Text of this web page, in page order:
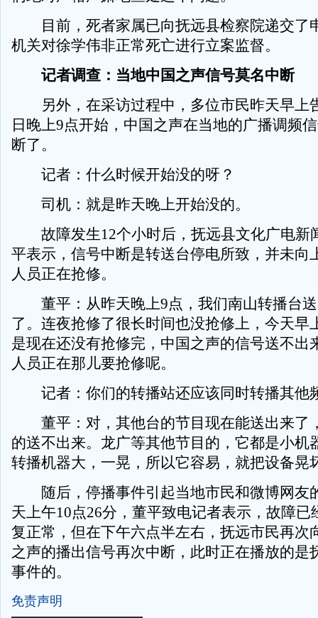
目前，死者家属已向抚远县检察院递交了
机关对徐学伟非正常死亡进行立案监督。
记者调查：当地中国之声信号莫名中断
另外，在采访过程中，多位市民昨天早上
日晚上9点开始，中国之声在当地的广播调频
断了。
记者：什么时候开始没的呀？
司机：就是昨天晚上开始没的。
故障发生12个小时后，抚远县文化广电新
平表示，信号中断是转送台停电所致，并未向
人员正在抢修。
董平：从昨天晚上9点，我们南山转播台送
了。连夜抢修了很长时间也没抢修上，今天早
是现在还没有抢修完，中国之声的信号送不出
人员正在那儿要抢修呢。
记者：你们的转播站还应该同时转播其他
董平：对，其他台的节目现在能送出来了
的送不出来。龙广等其他节目的，它都是小机
转播机器大，一晃，所以它容易，就把设备晃
随后，停播事件引起当地市民和微博网友
天上午10点26分，董平致电记者表示，故障已
复正常，但在下午六点半左右，抚远市民再次
之声的播出信号再次中断，此时正在播放的是
事件的。
免责声明